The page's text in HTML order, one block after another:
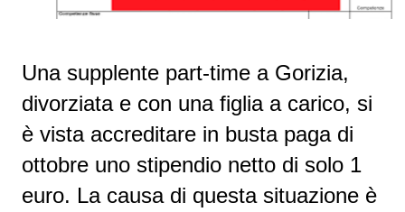
Una supplente part-time a Gorizia,
divorziata e con una figlia a carico, si
è vista accreditare in busta paga di
ottobre uno stipendio netto di solo 1
euro. La causa di questa situazione è